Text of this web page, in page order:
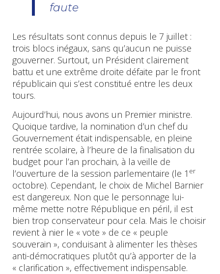
faute
Les résultats sont connus depuis le 7 juillet :
trois blocs inégaux, sans qu’aucun ne puisse
gouverner. Surtout, un Président clairement
battu et une extrême droite défaite par le front
républicain qui s’est constitué entre les deux
tours.
Aujourd’hui, nous avons un Premier ministre.
Quoique tardive, la nomination d’un chef du
Gouvernement était indispensable, en pleine
rentrée scolaire, à l’heure de la finalisation du
budget pour l’an prochain, à la veille de
l’ouverture de la session parlementaire (le 1 er
octobre). Cependant, le choix de Michel Barnier
est dangereux. Non que le personnage lui-
même mette notre République en péril, il est
bien trop conservateur pour cela. Mais le choisir
revient à nier le « vote » de ce « peuple
souverain », conduisant à alimenter les thèses
anti-démocratiques plutôt qu’à apporter de la
« clarification », effectivement indispensable.